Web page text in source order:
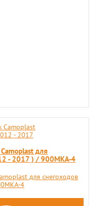
для
- 2017 ) / 900MKA-4
для снегоходов
4